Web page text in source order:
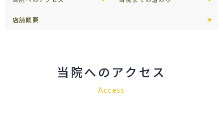
店舗概要
当院へのアクセス
Access